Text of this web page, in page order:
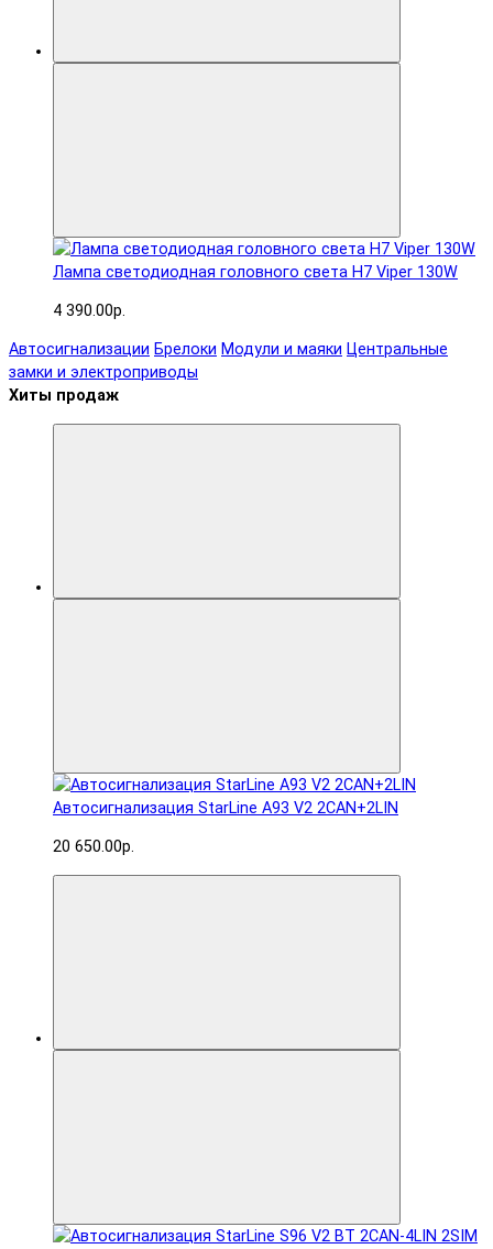
Лампа светодиодная головного света H7 Viper 130W
4 390.00р.
Автосигнализации Брелоки Модули и маяки Центральные
замки и электроприводы
Хиты продаж
Автосигнализация StarLine A93 V2 2CAN+2LIN
20 650.00р.